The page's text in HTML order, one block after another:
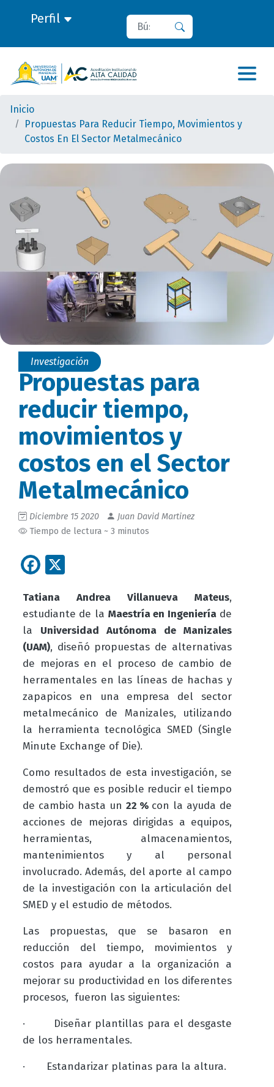
Perfil Buscar
Inicio
Propuestas Para Reducir Tiempo, Movimientos y
Costos En El Sector Metalmecánico
Investigación
Propuestas para
reducir tiempo,
movimientos y
costos en el Sector
Metalmecánico
Diciembre 15 2020
Juan David Martinez
Tiempo de lectura ~ 3 minutos
Facebook
Tatiana Andrea Villanueva Mateus,
estudiante de la Maestría en Ingenieríade
la Universidad Autónoma de Manizales
(UAM), diseñó propuestas de alternativas
de mejoras en el proceso de cambio de
herramentales en las líneas de hachas y
zapapicos en una empresa del sector
metalmecánico de Manizales, utilizando
la herramienta tecnológica SMED (Single
Minute Exchange of Die).
Como resultados de esta investigación, se
demostró que es posible reducir el tiempo
de cambio hasta un 22 % con la ayuda de
acciones de mejoras dirigidas a equipos,
herramientas, almacenamientos,
mantenimientos y al personal
involucrado. Además, del aporte al campo
de la investigación con la articulación del
SMED y el estudio de métodos.
Las propuestas, que se basaron en
reducción del tiempo, movimientos y
costos para ayudar a la organización a
mejorar su productividad en los diferentes
procesos, fueron las siguientes:
·
Diseñar plantillas para el desgaste
de los herramentales.
· Estandarizar platinas para la altura.